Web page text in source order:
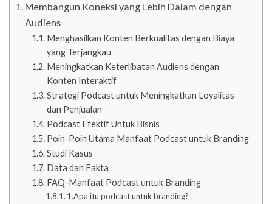
Membangun Koneksi yang Lebih Dalam dengan
Audiens
Menghasilkan Konten Berkualitas dengan Biaya
yang Terjangkau
Meningkatkan Keterlibatan Audiens dengan
Konten Interaktif
Strategi Podcast untuk Meningkatkan Loyalitas
dan Penjualan
Podcast Efektif Untuk Bisnis
Poin-Poin Utama Manfaat Podcast untuk Branding
Studi Kasus
Data dan Fakta
FAQ-Manfaat Podcast untuk Branding
1.Apa itu podcast untuk branding?